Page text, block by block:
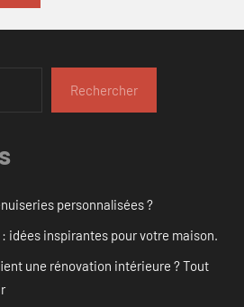
Rechercher
personnalisées ?
idées inspirantes pour votre maison.
une rénovation intérieure ? Tout